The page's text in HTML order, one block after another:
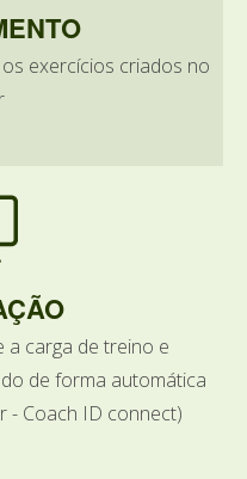
exercícios criados no
carga de treino e
de forma automática
- Coach ID connect)